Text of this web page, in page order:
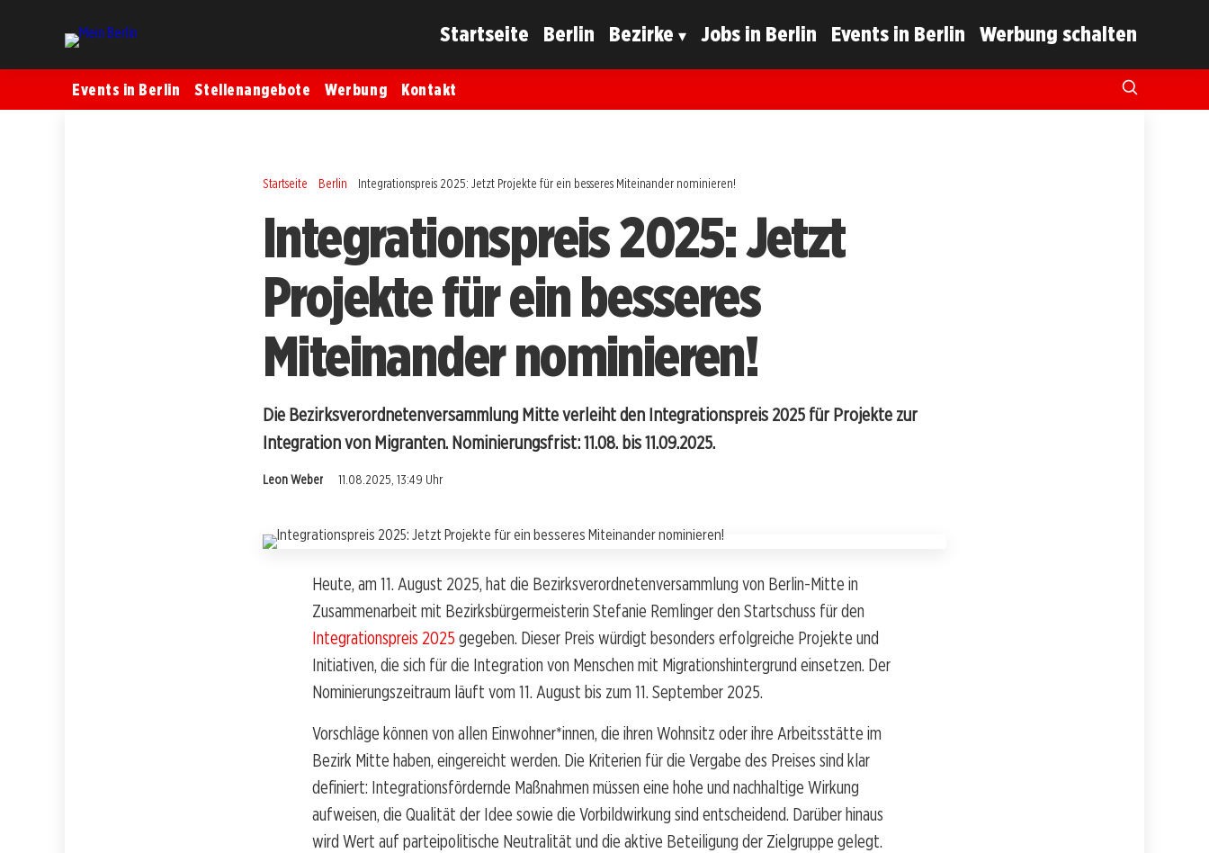
Startseite Berlin Bezirke Jobs in Berlin Events in Berlin Werbung schalten
Events in Berlin Stellenangebote Werbung Kontakt
Startseite Berlin Integrationspreis 2025: Jetzt Projekte für ein besseres Miteinander nominieren!
Integrationspreis 2025: Jetzt
Projekte für ein besseres
Miteinander nominieren!
Die Bezirksverordnetenversammlung Mitte verleiht den Integrationspreis 2025 für Projekte zur
Integration von Migranten. Nominierungsfrist: 11.08. bis 11.09.2025.
Leon Weber 11.08.2025, 13:49 Uhr
Heute, am 11. August 2025, hat die Bezirksverordnetenversammlung von Berlin-Mitte in
Zusammenarbeit mit Bezirksbürgermeisterin Stefanie Remlinger den Startschuss für den
Integrationspreis 2025 gegeben. Dieser Preis würdigt besonders erfolgreiche Projekte und
Initiativen, die sich für die Integration von Menschen mit Migrationshintergrund einsetzen. Der
Nominierungszeitraum läuft vom 11. August bis zum 11. September 2025.
Vorschläge können von allen Einwohner*innen, die ihren Wohnsitz oder ihre Arbeitsstätte im
Bezirk Mitte haben, eingereicht werden. Die Kriterien für die Vergabe des Preises sind klar
definiert: Integrationsfördernde Maßnahmen müssen eine hohe und nachhaltige Wirkung
aufweisen, die Qualität der Idee sowie die Vorbildwirkung sind entscheidend. Darüber hinaus
wird Wert auf parteipolitische Neutralität und die aktive Beteiligung der Zielgruppe gelegt.